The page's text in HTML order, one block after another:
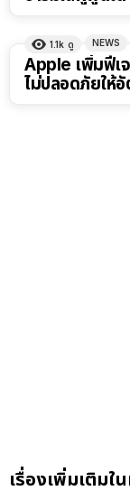
1.1k ดู NEWS
Apple เพิ่มฟีเ
ไม่ปลอดภัยให้
เรื่องเพิ่มเติมใ